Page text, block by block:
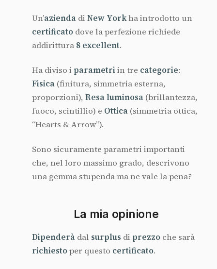
Un’azienda di New Yorkha introdotto un
certificato dove la perfezione richiede
addirittura 8 excellent.
Ha diviso i parametriin tre categorie:
Fisica (finitura, simmetria esterna,
proporzioni), Resa luminosa (brillantezza,
fuoco, scintillio) e Ottica (simmetria ottica,
“Hearts & Arrow”).
Sono sicuramente parametri importanti
che, nel loro massimo grado, descrivono
una gemma stupenda ma ne vale la pena?
La mia opinione
Dipenderà dal surplus di prezzo che sarà
richiestoper questo certificato.